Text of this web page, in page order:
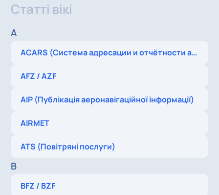
Статті вікі
A
ACARS (Система адресации и отчётности авиационных коммуникаций)
AFZ / AZF
AIP (Публікація аеронавігаційної інформації)
AIRMET
ATS (Повітряні послуги)
B
BFZ / BZF